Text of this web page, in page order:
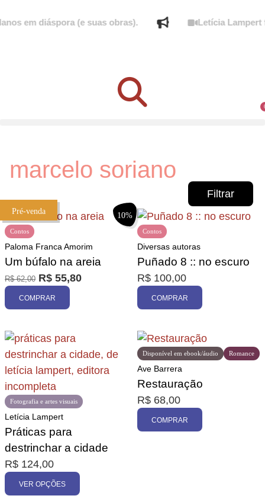
em diáspora (e suas obras). Letícia Lampert
marcelo soriano
Filtrar
Promoção
10%
Pré-venda
Contos
Paloma Franca Amorim
Um búfalo na areia
R$62,00 R$ 55,80
COMPRAR
Contos
Diversas autoras
Puñado 8 :: no escuro
R$ 100,00
COMPRAR
Fotografia e artes visuais
Letícia Lampert
Práticas para
destrinchar a cidade
R$ 124,00
VER OPÇÕES
Disponível em ebook/áudio Romance
Ave Barrera
Restauração
R$ 68,00
COMPRAR